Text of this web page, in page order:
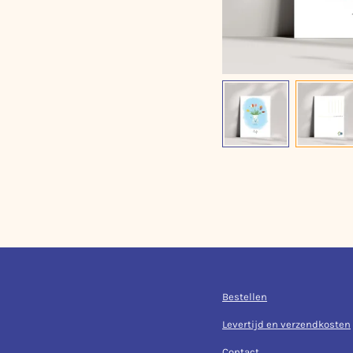
Bestellen
Levertijd en verzendkosten